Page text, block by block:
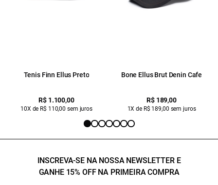
Tenis Finn Ellus Preto
R$ 1.100,00
10X de R$ 110,00 sem juros
Bone Ellus Brut Denin Cafe
R$ 189,00
1X de R$ 189,00 sem juros
INSCREVA-SE NA NOSSA NEWSLETTER E
GANHE 15% OFF NA PRIMEIRA COMPRA